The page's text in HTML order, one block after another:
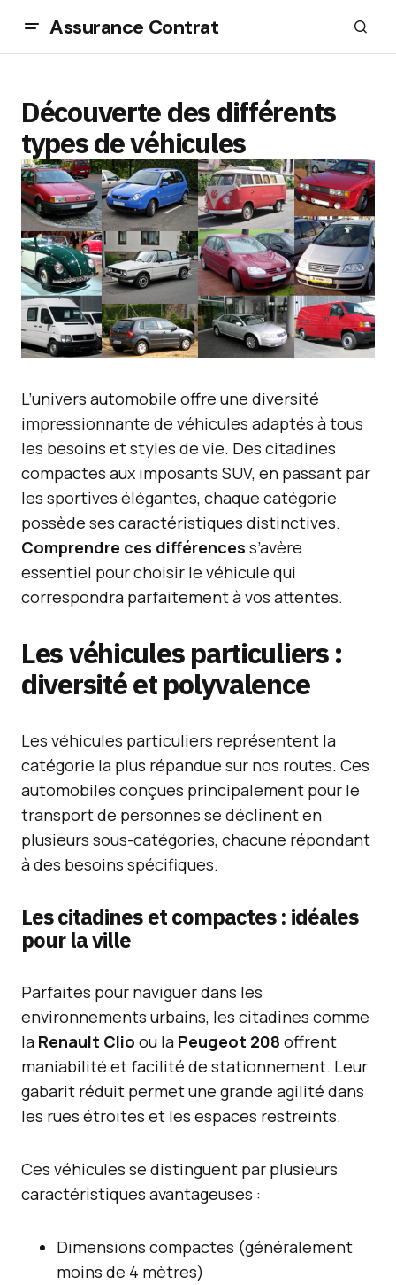
Assurance Contrat
Découverte des différents
types de véhicules
L’univers automobile offre une diversité
impressionnante de véhicules adaptés à tous
les besoins et styles de vie. Des citadines
compactes aux imposants SUV, en passant par
les sportives élégantes, chaque catégorie
possède ses caractéristiques distinctives.
Comprendre ces différences s’avère
essentiel pour choisir le véhicule qui
correspondra parfaitement à vos attentes.
Les véhicules particuliers :
diversité et polyvalence
Les véhicules particuliers représentent la
catégorie la plus répandue sur nos routes. Ces
automobiles conçues principalement pour le
transport de personnes se déclinent en
plusieurs sous-catégories, chacune répondant
à des besoins spécifiques.
Les citadines et compactes : idéales
pour la ville
Parfaites pour naviguer dans les
environnements urbains, les citadines comme
la Renault Clio ou la Peugeot 208 offrent
maniabilité et facilité de stationnement. Leur
gabarit réduit permet une grande agilité dans
les rues étroites et les espaces restreints.
Ces véhicules se distinguent par plusieurs
caractéristiques avantageuses :
Dimensions compactes (généralement
moins de 4 mètres)